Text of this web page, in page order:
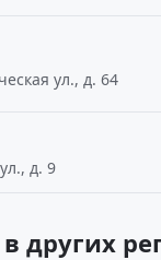
ул., д. 64
д. 9
в других